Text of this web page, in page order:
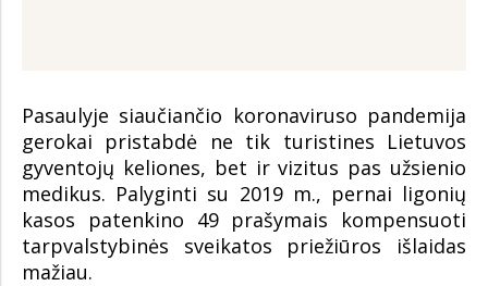
Pasaulyje siaučiančio koronaviruso pandemija
gerokai pristabdė ne tik turistines Lietuvos
gyventojų keliones, bet ir vizitus pas užsienio
medikus. Palyginti su 2019 m., pernai ligonių
kasos patenkino 49 prašymais kompensuoti
tarpvalstybinės sveikatos priežiūros išlaidas
mažiau.